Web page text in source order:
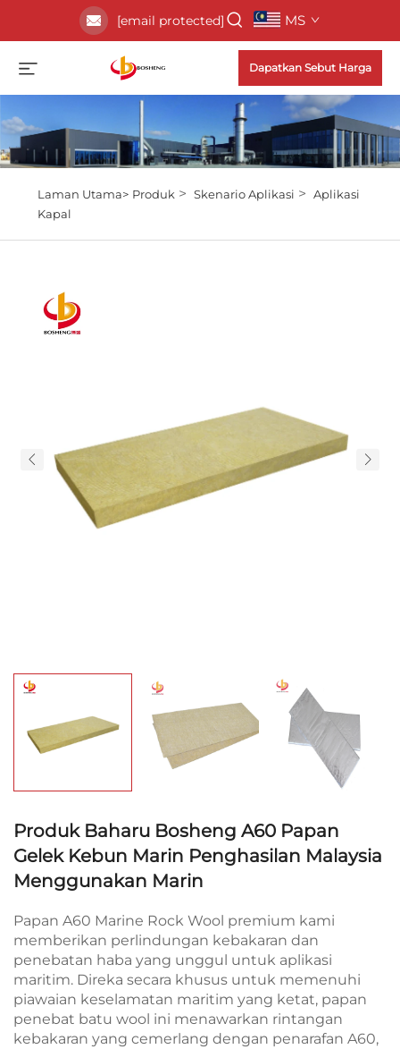
[email protected] MS
Dapatkan Sebut Harga
Laman Utama> Produk > Skenario Aplikasi > Aplikasi
Kapal
Produk Baharu Bosheng A60 Papan
Gelek Kebun Marin Penghasilan Malaysia
Menggunakan Marin
Papan A60 Marine Rock Wool premium kami
memberikan perlindungan kebakaran dan
penebatan haba yang unggul untuk aplikasi
maritim. Direka secara khusus untuk memenuhi
piawaian keselamatan maritim yang ketat, papan
penebat batu wool ini menawarkan rintangan
kebakaran yang cemerlang dengan penarafan A60,